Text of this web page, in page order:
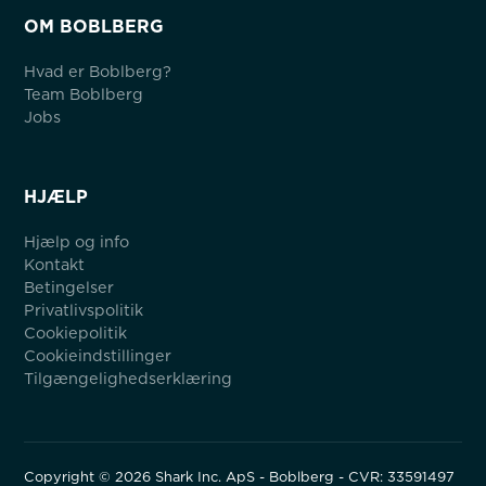
OM BOBLBERG
Hvad er Boblberg?
Team Boblberg
Jobs
HJÆLP
Hjælp og info
Kontakt
Betingelser
Privatlivspolitik
Cookiepolitik
Cookieindstillinger
Tilgængelighedserklæring
Copyright © 2026 Shark Inc. ApS - Boblberg - CVR: 33591497